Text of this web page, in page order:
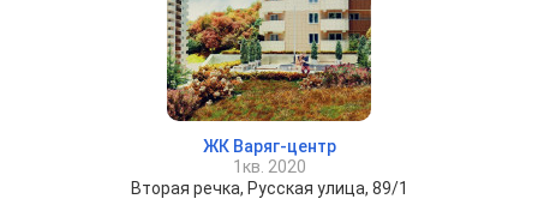
ЖК Варяг-центр
1кв. 2020
Вторая речка, Русская улица, 89/1